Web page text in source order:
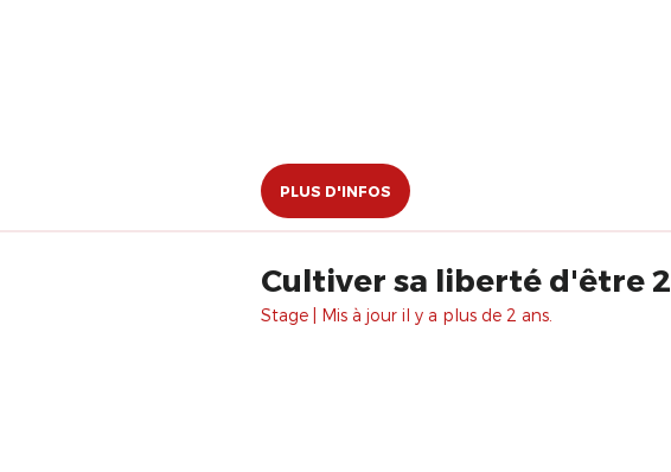
PLUS D'INFOS
Cultiver sa liberté d'être 2
Stage | Mis à jour il y a plus de 2 ans.